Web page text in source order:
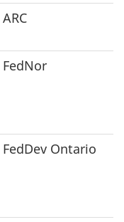
ARC
FedNor
FedDev Ontario